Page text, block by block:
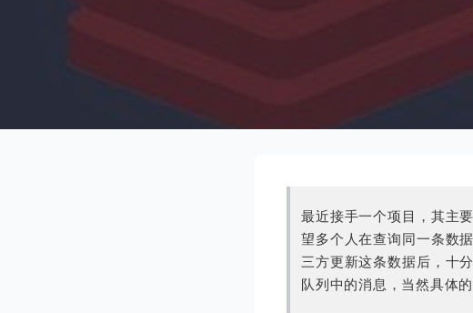
最近接手一个项目，其主
望多个人在查询同一条数
三方更新这条数据后，十
队列中的消息，当然具体